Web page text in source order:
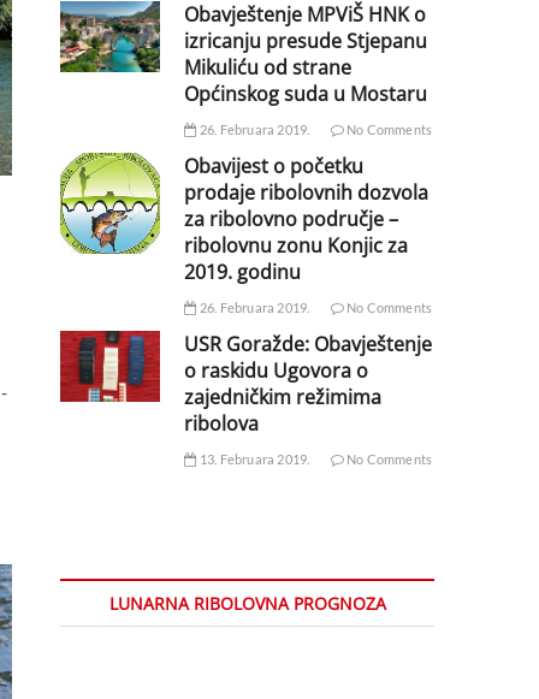
Obavještenje MPViŠ HNK o
izricanju presude Stjepanu
Mikuliću od strane
Općinskog suda u Mostaru
26. Februara 2019. No Comments
Obavijest o početku
prodaje ribolovnih dozvola
za ribolovno područje –
ribolovnu zonu Konjic za
2019. godinu
26. Februara 2019. No Comments
USR Goražde: Obavještenje
o raskidu Ugovora o
zajedničkim režimima
ribolova
13. Februara 2019. No Comments
LUNARNA RIBOLOVNA PROGNOZA